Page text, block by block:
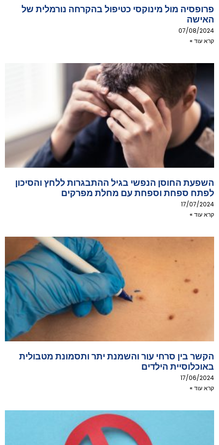
פרופסיה מול מינוקסי כטיפול בהקרחה נורמלית של
האישה
07/08/2024
קרא עוד »
השפעת החוסן הנפשי בגיל ההתבגרות ללחץ והסיכון
לפתח ספחת וספחת עם מחלת מפרקים
17/07/2024
קרא עוד »
הקשר בין סרחי עור והשמנת יתר ותסמונת מטבולית
באוכלוסיית הילדים
17/06/2024
קרא עוד »